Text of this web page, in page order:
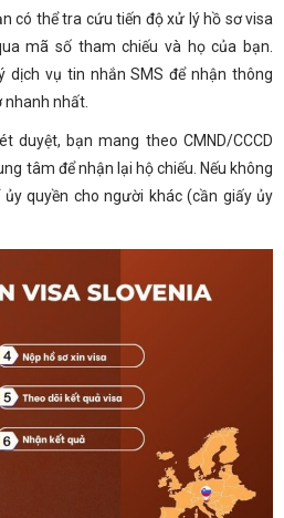
có thể tra cứu tiến độ xử lý hồ sơ visa
mã số tham chiếu và họ của bạn.
dịch vụ tin nhắn SMS để nhận thông
nhất.
duyệt, bạn mang theo CMND/CCCD
tâm để nhận lại hộ chiếu. Nếu không
quyền cho người khác (cần giấy ủy